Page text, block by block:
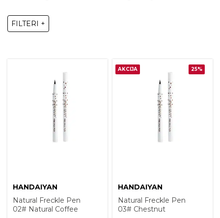
FILTERI +
HANDAIYAN
Natural Freckle Pen
02# Natural Coffee
AKCIJA 25%
HANDAIYAN
Natural Freckle Pen
03# Chestnut